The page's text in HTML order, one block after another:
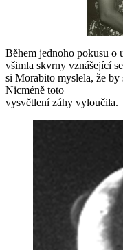
Během jednoho pokusu o
všimla skvrny vznášející
si Morabito myslela, že by
Nicméně toto
vysvětlení záhy vyloučila.